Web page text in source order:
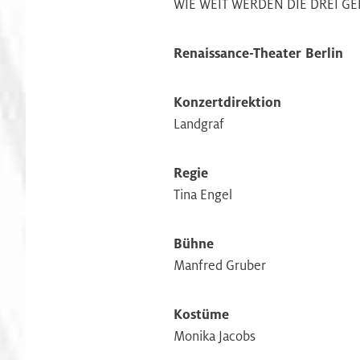
WIE WEIT WERDEN DIE DREI
Renaissance-Theater Berlin
Konzertdirektion
Landgraf
Regie
Tina Engel
Bühne
Manfred Gruber
Kostüme
Monika Jacobs